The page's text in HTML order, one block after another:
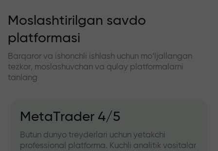
Moslashtirilgan savdo
platformasi
Barqaror va ishonchli ishlash uchun mo‘ljallangan
tezkor, moslashuvchan va qulay platformalarni
tanlang
MetaTrader 4/5
Butun dunyo treyderlari uchun yetakchi
professional platforma. Kuchli analitik vositalar